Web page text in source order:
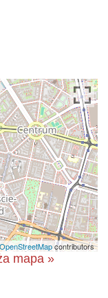
OpenStreetMapcontributors
mapa »